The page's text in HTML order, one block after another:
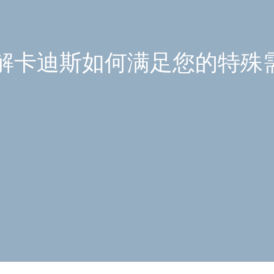
卡迪斯如何满足您的特殊